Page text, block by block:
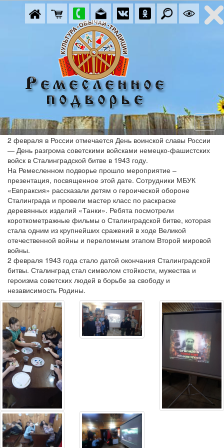
2 февраля в России отмечается День воинской славы России
— День разгрома советскими войсками немецко-фашистских
войск в Сталинградской битве в 1943 году.
На Ремесленном подворье прошло мероприятие –
презентация, посвященное этой дате. Сотрудники МБУК
«Евпраксия» рассказали детям о героической обороне
Сталинграда и провели мастер класс по раскраске
деревянных изделий «Танки». Ребята посмотрели
короткометражные фильмы о Сталинградской битве, которая
стала одним из крупнейших сражений в ходе Великой
отечественной войны и переломным этапом Второй мировой
войны.
2 февраля 1943 года стало датой окончания Сталинградской
битвы. Сталинград стал символом стойкости, мужества и
героизма советских людей в борьбе за свободу и
независимость Родины.